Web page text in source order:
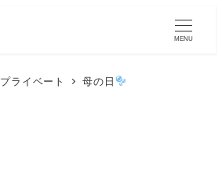
MENU
プライベート 母の日